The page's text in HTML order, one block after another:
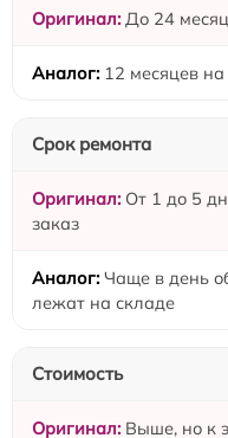
До 24
12 месяцев
Срок ремонта
От 1 до 5
заказ
Чаще в день
лежат на складе
Стоимость
Выше, но к